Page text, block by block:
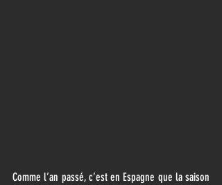
Comme l’an passé, c’est en Espagne que la saison